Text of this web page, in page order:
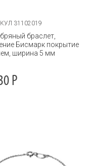
31102019
браслет,
Бисмарк покрытие
ширина 5 мм
Р